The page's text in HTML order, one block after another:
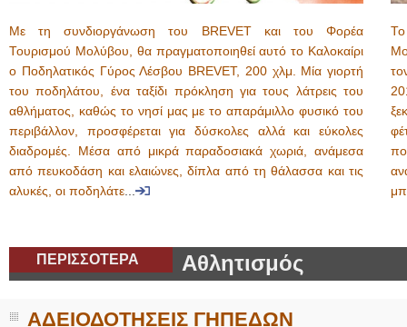
Με τη συνδιοργάνωση του BREVET και του Φορέα
Τουρισμού Μολύβου, θα πραγματοποιηθεί αυτό το Καλοκαίρι
ο Ποδηλατικός Γύρος Λέσβου BREVET, 200 χλμ. Μία γιορτή
του ποδηλάτου, ένα ταξίδι πρόκληση για τους λάτρεις του
αθλήματος, καθώς το νησί μας με το απαράμιλλο φυσικό του
περιβάλλον, προσφέρεται για δύσκολες αλλά και εύκολες
διαδρομές. Μέσα από μικρά παραδοσιακά χωριά, ανάμεσα
από πευκοδάση και ελαιώνες, δίπλα από τη θάλασσα και τις
αλυκές, οι ποδηλάτε...
ΠΕΡΙΣΣΟΤΕΡΑ Αθλητισμός
ΑΔΕΙΟΔΟΤΗΣΕΙΣ ΓΗΠΕΔΩΝ